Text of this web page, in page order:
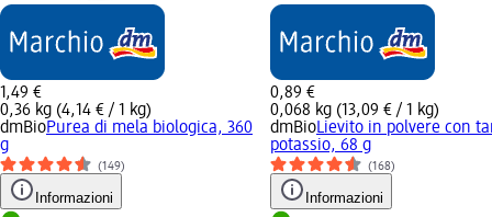
1,49 €
0,36 kg (4,14 € / 1 kg)
dmBioPurea di mela biologica, 360
g
(149)
Informazioni
0,89 €
0,068 kg (13,09 € / 1 kg)
dmBioLievito in polvere con
potassio, 68 g
(168)
Informazioni